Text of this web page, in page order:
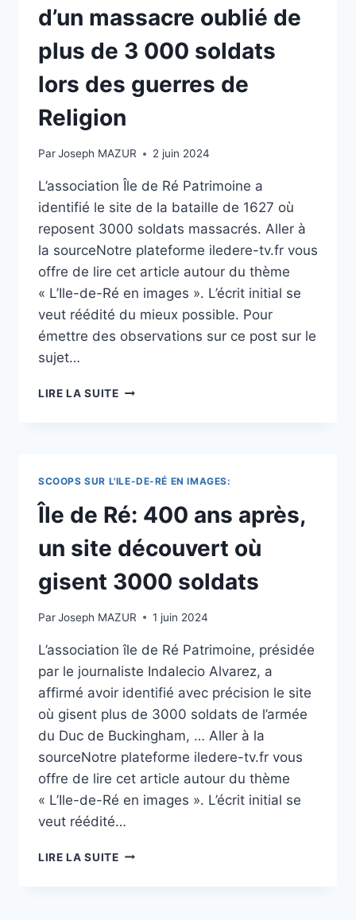
LUNDIS
SOIR
EN
DE
d’un massacre oublié de
plus de 3 000 soldats
lors des guerres de
Religion
ParJoseph MAZUR 2 juin 2024
L’association Île de Ré Patrimoine a
identifié le site de la bataille de 1627 où
reposent 3000 soldats massacrés. Aller à
la sourceNotre plateforme iledere-tv.fr vous
offre de lire cet article autour du thème
« L’Ile-de-Ré en images ». L’écrit initial se
veut réédité du mieux possible. Pour
émettre des observations sur ce post sur le
sujet…
LIRE LA SUITEL’ÎLE
SECRETS
MASSACRE
OUBLIÉ
DE
PLUS
DE
3
SOLDATS
DES
GUERRES
DE
RELIGION
SCOOPS SUR L'ILE-DE-RÉ EN IMAGES:
Île de Ré: 400 ans après,
un site découvert où
gisent 3000 soldats
ParJoseph MAZUR 1 juin 2024
L’association île de Ré Patrimoine, présidée
par le journaliste Indalecio Alvarez, a
affirmé avoir identifié avec précision le site
où gisent plus de 3000 soldats de l’armée
du Duc de Buckingham, … Aller à la
sourceNotre plateforme iledere-tv.fr vous
offre de lire cet article autour du thème
« L’Ile-de-Ré en images ». L’écrit initial se
veut réédité…
LIRE LA SUITEÎLE